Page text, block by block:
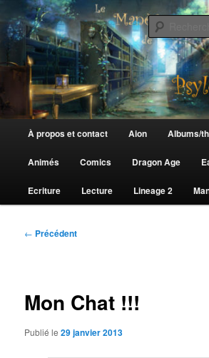
au
contenu
principalLe Manège de Psylook
principal
À propos et contact Aion Albums/
Animés Comics Dragon Age
Ecriture Lecture Lineage 2
Navigation
← Précédent
Mon Chat !!!
Publié le29 janvier 2013